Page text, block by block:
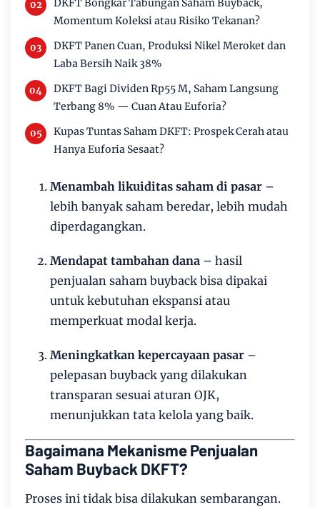
Momentum Koleksi atau Risiko Tekanan?
DKFT Panen Cuan, Produksi Nikel Meroket dan
Laba Bersih Naik 38%
DKFT Bagi Dividen Rp55 M, Saham Langsung
Terbang 8% — Cuan Atau Euforia?
Kupas Tuntas Saham DKFT: Prospek Cerah atau
Hanya Euforia Sesaat?
Menambah likuiditas saham di pasar –
lebih banyak saham beredar, lebih mudah
diperdagangkan.
Mendapat tambahan dana – hasil
penjualan saham buyback bisa dipakai
untuk kebutuhan ekspansi atau
memperkuat modal kerja.
Meningkatkan kepercayaan pasar –
pelepasan buyback yang dilakukan
transparan sesuai aturan OJK,
menunjukkan tata kelola yang baik.
Bagaimana Mekanisme Penjualan
Saham Buyback DKFT?
Proses ini tidak bisa dilakukan sembarangan.